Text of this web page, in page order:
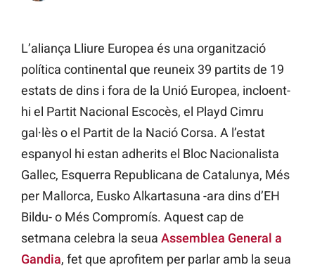
L’aliança Lliure Europea és una organització
política continental que reuneix 39 partits de 19
estats de dins i fora de la Unió Europea, incloent-
hi el Partit Nacional Escocès, el Playd Cimru
gal·lès o el Partit de la Nació Corsa. A l’estat
espanyol hi estan adherits el Bloc Nacionalista
Gallec, Esquerra Republicana de Catalunya, Més
per Mallorca, Eusko Alkartasuna -ara dins d’EH
Bildu- o Més Compromís. Aquest cap de
setmana celebra la seua Assemblea General a
Gandia, fet que aprofitem per parlar amb la seua